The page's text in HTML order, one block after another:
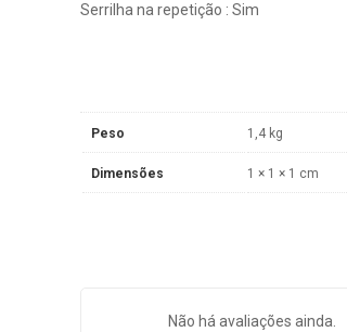
Serrilha na repetição : Sim
Peso 1,4 kg
Dimensões 1 × 1 × 1 cm
Não há avaliações ainda.